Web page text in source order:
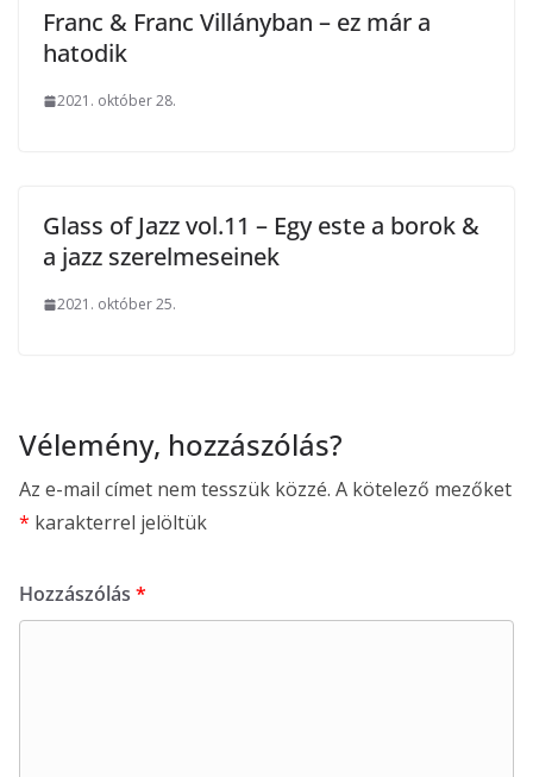
Franc & Franc Villányban – ez már a
hatodik
2021. október 28.
Glass of Jazz vol.11 – Egy este a borok &
a jazz szerelmeseinek
2021. október 25.
Vélemény, hozzászólás?
Az e-mail címet nem tesszük közzé. A kötelező mezőket
* karakterrel jelöltük
Hozzászólás *